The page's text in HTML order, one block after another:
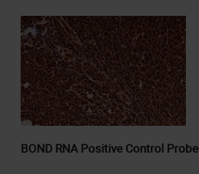
BOND RNA Positive Control Probe